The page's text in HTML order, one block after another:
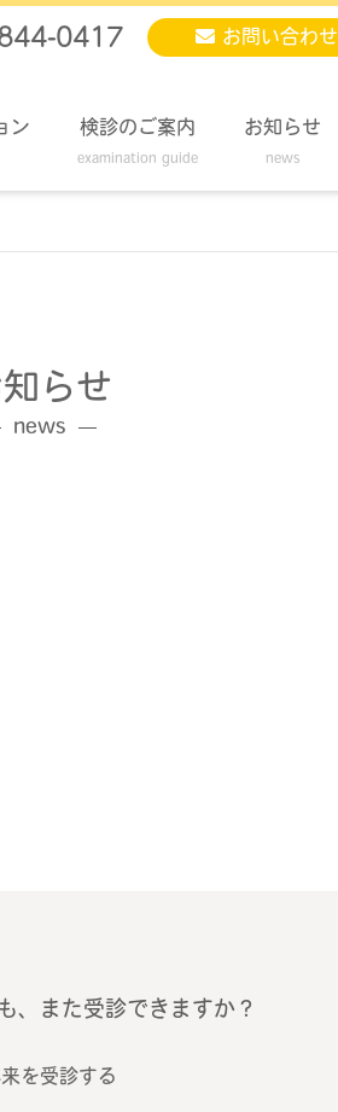
ン 検診のご案内
examination guide
お知らせ
news
0417 お問い合わせ
らせ
news
、また受診できますか？
を受診する